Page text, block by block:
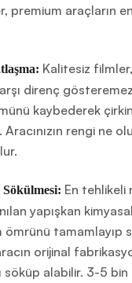
premium araçların
Kalitesiz
direnç
kaybederek
rengi ne
En tehlikeli
yapışkan
ömrünü tamamlayıp
orijinal
söküp alabilir. 3-5